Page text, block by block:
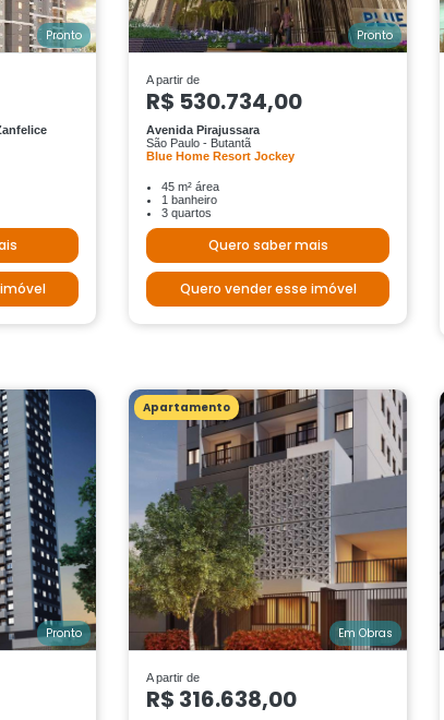
Pronto Pronto
A partir de
R$ 530.734,00
Avenida Pirajussara
São Paulo - Butantã
Blue Home Resort Jockey
45 m² área
1 banheiro
3 quartos
Quero saber mais
Quero vender esse imóvel
Pronto
Apartamento
Em Obras
A partir de
R$ 316.638,00